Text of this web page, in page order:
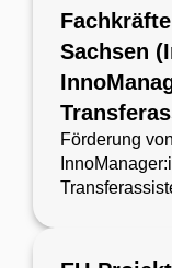
Sachsen
Förderung